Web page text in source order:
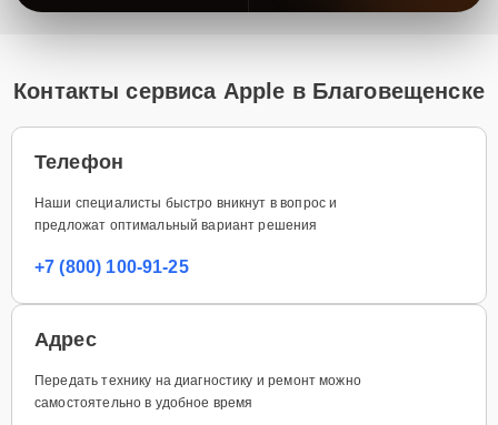
Контакты сервиса Apple в Благовещенске
Телефон
Наши специалисты быстро вникнут в вопрос и
предложат оптимальный вариант решения
+7 (800) 100-91-25
Адрес
Передать технику на диагностику и ремонт можно
самостоятельно в удобное время